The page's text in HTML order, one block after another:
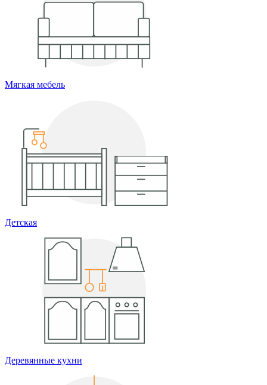
Мягкая мебель
Детская
Деревянные кухни